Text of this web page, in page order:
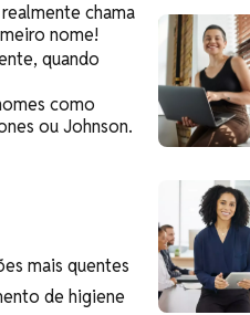
chama
nome!
quando
como
ou Johnson.
mais quentes
de higiene